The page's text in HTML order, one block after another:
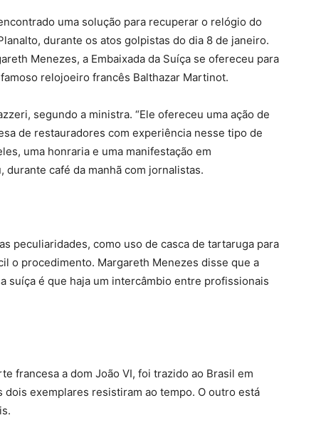
uma solução para recuperar o relógio do
durante os atos golpistas do dia 8 de janeiro.
Menezes, a Embaixada da Suíça se ofereceu para
relojoeiro francês Balthazar Martinot.
segundo a ministra. “Ele ofereceu uma ação de
de restauradores com experiência nesse tipo de
uma honraria e uma manifestação em
durante café da manhã com jornalistas.
peculiaridades, como uso de casca de tartaruga para
o procedimento. Margareth Menezes disse que a
suíça é que haja um intercâmbio entre profissionais
francesa a dom João VI, foi trazido ao Brasil em
dois exemplares resistiram ao tempo. O outro está